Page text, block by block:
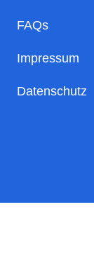
FAQs
Impressum
Datenschutz